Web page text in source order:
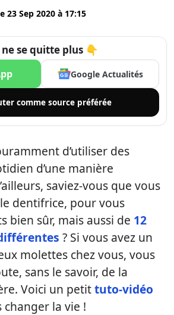
23 Sep 2020 à 17:15
ne se quitte plus 👇
Google Actualités
comme source préférée
d’utiliser des
d’une manière
saviez-vous que vous
dentifrice, pour vous
bien sûr, mais aussi de 12
? Si vous avez un
molettes chez vous, vous
sans le savoir, de la
Voici un petittuto-vidéo
la vie !